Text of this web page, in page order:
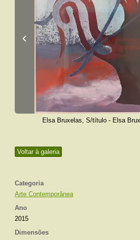
Voltar à galeria
Categoria
Arte Contemporânea
Ano
2015
Dimensões
‹
Elsa Bruxelas, S/título - Elsa